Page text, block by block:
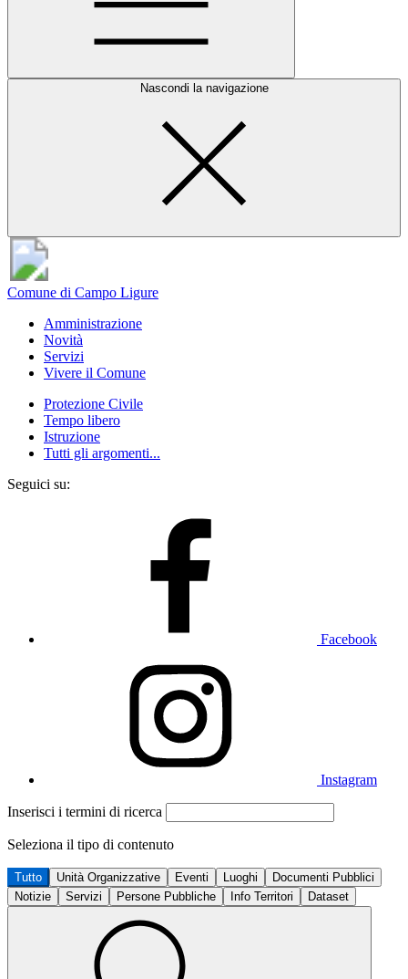
Nascondi la navigazione
Comune di Campo Ligure
Amministrazione
Novità
Servizi
Vivere il Comune
Protezione Civile
Tempo libero
Istruzione
Tutti gli argomenti...
Seguici su:
Facebook
Instagram
Inserisci i termini di ricerca
Seleziona il tipo di contenuto
Tutto Unità Organizzative Eventi Luoghi
Documenti Pubblici
Notizie
Servizi Persone Pubbliche Info Territori Dataset